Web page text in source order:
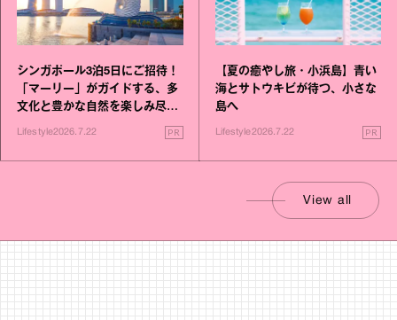
シンガポール3泊5日にご招待！
「マーリー」がガイドする、多
文化と豊かな自然を楽しみ尽く
す旅
Lifestyle2026.7.22 PR
【夏の癒やし旅・小浜島】青い
海とサトウキビが待つ、小さな
島へ
Lifestyle2026.7.22 PR
View all